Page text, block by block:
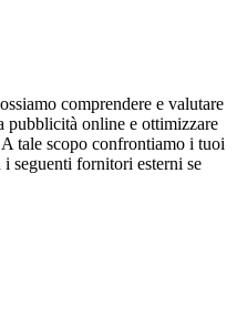
comprendere e valutare
pubblicità online e ottimizzare
tale scopo confrontiamo i tuoi
seguenti fornitori esterni se